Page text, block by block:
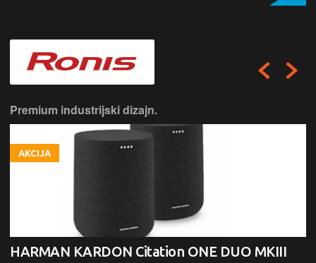
Premium industrijski dizajn.
AKCIJA
HARMAN KARDON Citation ONE DUO MKIII